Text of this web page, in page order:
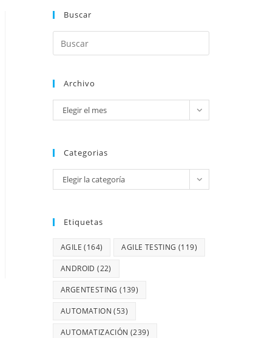
Buscar
Archivo
Elegir el mes
Categorias
Elegir la categoría
Etiquetas
AGILE (164) AGILE TESTING (119)
ANDROID (22)
ARGENTESTING (139)
AUTOMATION (53)
AUTOMATIZACIÓN (239)